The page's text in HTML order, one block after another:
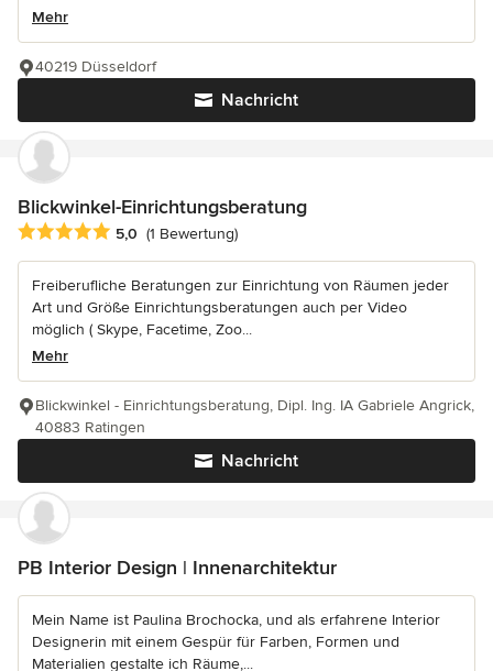
Mehr
Nachricht
40219 Düsseldorf
Blickwinkel-Einrichtungsberatung
Durchschnittliche Bewertung: 5 von 5 Sternen
5,0 (1 Bewertung)
Freiberufliche Beratungen zur Einrichtung von Räumen jeder
Art und Größe Einrichtungsberatungen auch per Video
möglich ( Skype, Facetime, Zoo...
Mehr
Nachricht
Blickwinkel - Einrichtungsberatung, Dipl. Ing. IA Gabriele Angrick,
40883 Ratingen
PB Interior Design | Innenarchitektur
Mein Name ist Paulina Brochocka, und als erfahrene Interior
Designerin mit einem Gespür für Farben, Formen und
Materialien gestalte ich Räume,...